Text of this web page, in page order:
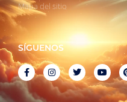
Mapa del sitio
SÍGUENOS